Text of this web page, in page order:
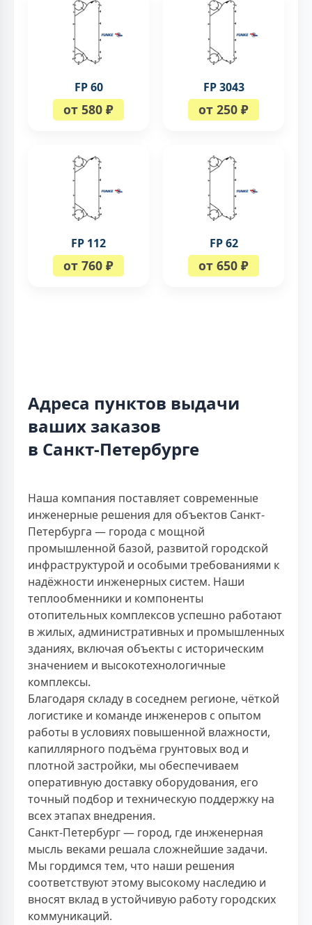
FP 60
от 580 ₽
FP 3043
от 250 ₽
FP 112
от 760 ₽
FP 62
от 650 ₽
Адреса пунктов выдачи
ваших заказов
в Санкт-Петербурге
Наша компания поставляет современные
инженерные решения для объектов Санкт-
Петербурга — города с мощной
промышленной базой, развитой городской
инфраструктурой и особыми требованиями к
надёжности инженерных систем. Наши
теплообменники и компоненты
отопительных комплексов успешно работают
в жилых, административных и промышленных
зданиях, включая объекты с историческим
значением и высокотехнологичные
комплексы.
Благодаря складу в соседнем регионе, чёткой
логистике и команде инженеров с опытом
работы в условиях повышенной влажности,
капиллярного подъёма грунтовых вод и
плотной застройки, мы обеспечиваем
оперативную доставку оборудования, его
точный подбор и техническую поддержку на
всех этапах внедрения.
Санкт-Петербург — город, где инженерная
мысль веками решала сложнейшие задачи.
Мы гордимся тем, что наши решения
соответствуют этому высокому наследию и
вносят вклад в устойчивую работу городских
коммуникаций.